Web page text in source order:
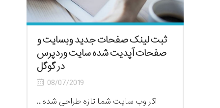
ثبت لینک صفحات جدید وبسایت و
صفحات آپدیت شده سایت وردپرس
در گوگل
08/07/2019
اگر وب سایت شما تازه طراحی شده...